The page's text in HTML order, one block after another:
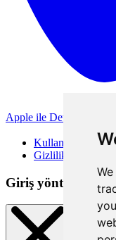
Apple ile Devam Et
Kullanım
Gizlilik Politikası
Giriş yöntemleri